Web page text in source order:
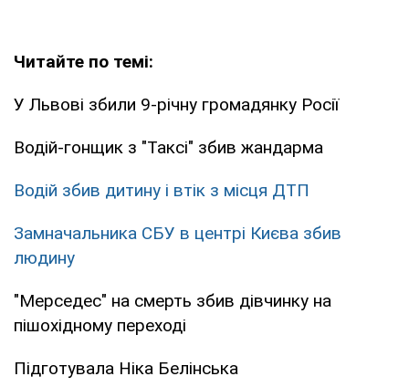
Читайте по темі:
У Львові збили 9-річну громадянку Росії
Водій-гонщик з "Таксі" збив жандарма
Водій збив дитину і втік з місця ДТП
Замначальника СБУ в центрі Києва збив
людину
"Мерседес" на смерть збив дівчинку на
пішохідному переході
Підготувала Ніка Белінська